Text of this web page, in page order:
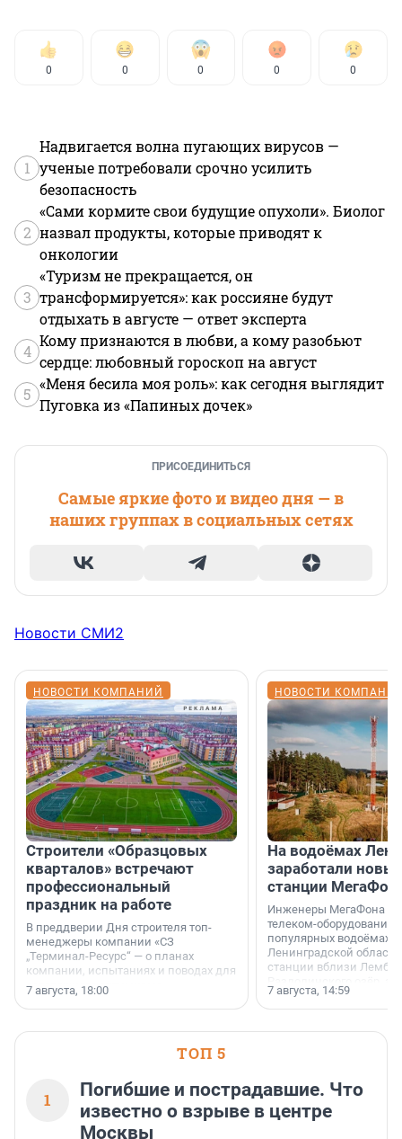
0 0 0 0 0
1
Надвигается волна пугающих вирусов —
ученые потребовали срочно усилить
безопасность
2
«Сами кормите свои будущие опухоли». Биолог
назвал продукты, которые приводят к
онкологии
3
«Туризм не прекращается, он
трансформируется»: как россияне будут
отдыхать в августе — ответ эксперта
4
Кому признаются в любви, а кому разобьют
сердце: любовный гороскоп на август
5
«Меня бесила моя роль»: как сегодня выглядит
Пуговка из «Папиных дочек»
ПРИСОЕДИНИТЬСЯ
Самые яркие фото и видео дня — в
наших группах в социальных сетях
Новости СМИ2
НОВОСТИ КОМПАНИЙ
Строители «Образцовых
кварталов» встречают
профессиональный
праздник на работе
В преддверии Дня строителя топ-
менеджеры компании «СЗ
„Терминал-Ресурс“ — о планах
компании, испытаниях и поводах для
осторожного оптимизма.
7 августа, 18:00
НОВОСТИ
На водоёмах
заработали
станции
Инженеры МегаФона
телеком-оборудование
популярных водоёмах
Ленинградской
станции вблизи
недалеко от Большого
водопада.
7 августа, 14:59
ТОП 5
1
Погибшие и пострадавшие. Что
известно о взрыве в центре
Москвы